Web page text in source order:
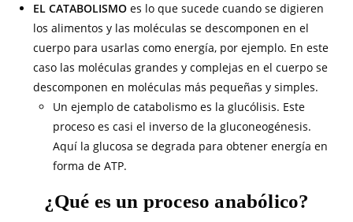
EL CATABOLISMO es lo que sucede cuando se digieren
los alimentos y las moléculas se descomponen en el
cuerpo para usarlas como energía, por ejemplo. En este
caso las moléculas grandes y complejas en el cuerpo se
descomponen en moléculas más pequeñas y simples.
Un ejemplo de catabolismo es la glucólisis. Este
proceso es casi el inverso de la gluconeogénesis.
Aquí la glucosa se degrada para obtener energía en
forma de ATP.
¿Qué es un proceso anabólico?